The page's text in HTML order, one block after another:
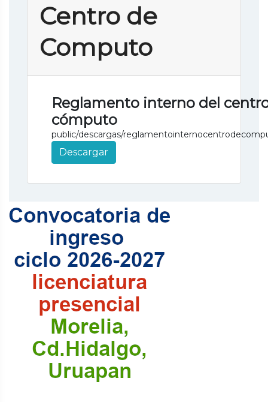
Centro de
Computo
Reglamento interno del
cómputo
public/descargas/
Descargar